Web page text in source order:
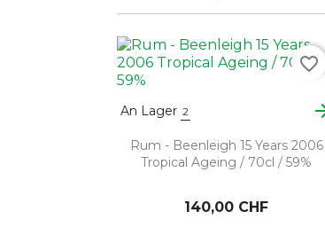
An Lager 2
Rum - Beenleigh 15 Years 2006
Tropical Ageing / 70cl / 59%
140,00 CHF
favorite_border